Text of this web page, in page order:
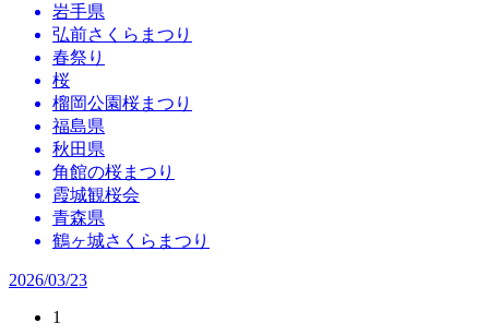
岩手県
弘前さくらまつり
春祭り
桜
榴岡公園桜まつり
福島県
秋田県
角館の桜まつり
霞城観桜会
青森県
鶴ヶ城さくらまつり
2026/03/23
1